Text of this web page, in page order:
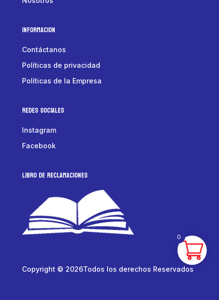
Informacion
Contáctanos
Políticas de privacidad
Políticas de la Empresa
Redes Sociales
Instagram
Facebook
LIBRO DE RECLAMACIONES
Copyright © 2026Todos los derechos Reservados
0